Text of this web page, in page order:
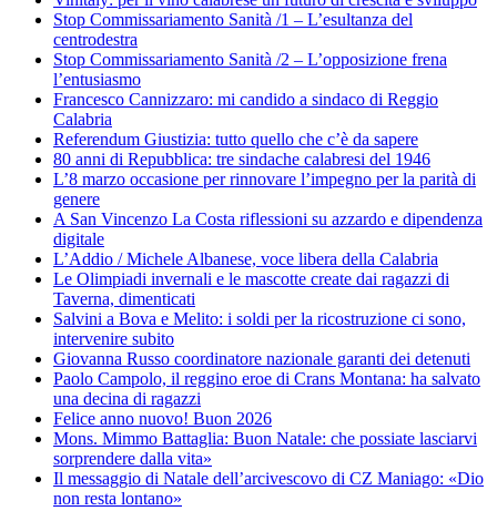
Stop Commissariamento Sanità /1 – L’esultanza del
centrodestra
Stop Commissariamento Sanità /2 – L’opposizione frena
l’entusiasmo
Francesco Cannizzaro: mi candido a sindaco di Reggio
Calabria
Referendum Giustizia: tutto quello che c’è da sapere
80 anni di Repubblica: tre sindache calabresi del 1946
L’8 marzo occasione per rinnovare l’impegno per la parità di
genere
A San Vincenzo La Costa riflessioni su azzardo e dipendenza
digitale
L’Addio / Michele Albanese, voce libera della Calabria
Le Olimpiadi invernali e le mascotte create dai ragazzi di
Taverna, dimenticati
Salvini a Bova e Melito: i soldi per la ricostruzione ci sono,
intervenire subito
Giovanna Russo coordinatore nazionale garanti dei detenuti
Paolo Campolo, il reggino eroe di Crans Montana: ha salvato
una decina di ragazzi
Felice anno nuovo! Buon 2026
Mons. Mimmo Battaglia: Buon Natale: che possiate lasciarvi
sorprendere dalla vita»
Il messaggio di Natale dell’arcivescovo di CZ Maniago: «Dio
non resta lontano»